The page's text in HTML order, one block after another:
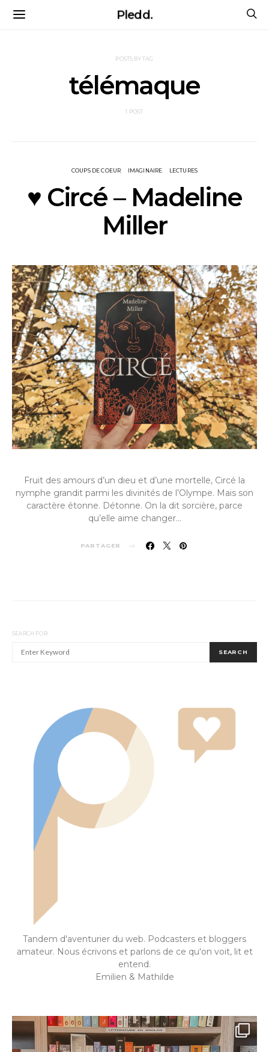
Pledd.
POSTS BY TAG
télémaque
1 POST
COUPS DE COEUR IMAGINAIRE LECTURES
♥ Circé – Madeline
Miller
Fruit des amours d’un dieu et d’une mortelle, Circé la
nymphe grandit parmi les divinités de l’Olympe. Mais son
caractère étonne. Détonne. On la dit sorcière, parce
qu’elle aime changer…
PARTAGER
SEARCH FOR:
SEARCH
Tandem d'aventurier du web. Podcasters et bloggers
amateur. Nous écrivons et parlons de ce qu'on voit, lit et
entend.
Emilien & Mathilde